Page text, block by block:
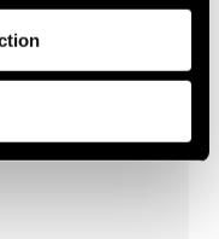
de votre utilisation
nous traitons
: de la stratégie
ac...